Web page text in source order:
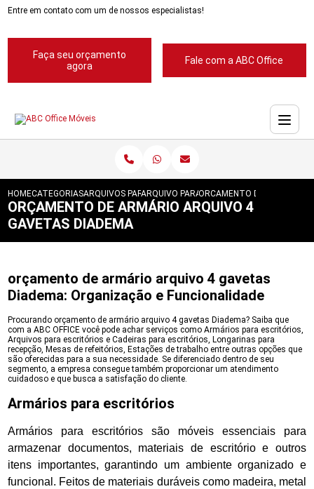
Entre em contato com um de nossos especialistas!
Faça seu orçamento
agora
Fale com a ABC Office
HOMECATEGORIASARQUIVOS PARA ESCRITORIOS
ARQUIVO PARA ESCRITORIOORCAMENTO DE ARMARIO
ORÇAMENTO DE ARMÁRIO ARQUIVO 4
GAVETAS DIADEMA
orçamento de armário arquivo 4 gavetas
Diadema: Organização e Funcionalidade
Procurando orçamento de armário arquivo 4 gavetas Diadema? Saiba que
com a ABC OFFICE você pode achar serviços como Armários para escritórios,
Arquivos para escritórios e Cadeiras para escritórios, Longarinas para
recepção, Mesas de refeitórios, Estações de trabalho entre outras opções que
são oferecidas para a sua necessidade. Se diferenciado dentro de seu
segmento, a empresa consegue também proporcionar um atendimento
cuidadoso e que busca a satisfação do cliente.
Armários para escritórios
Armários para escritórios são móveis essenciais para
armazenar documentos, materiais de escritório e outros
itens importantes, garantindo um ambiente organizado e
funcional. Feitos de materiais duráveis como madeira, metal